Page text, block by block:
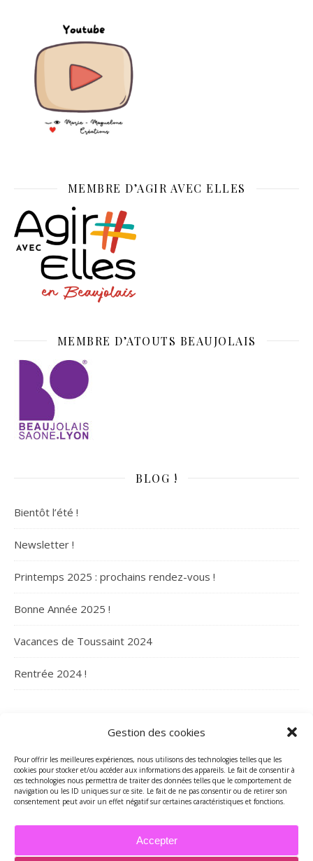
Gestion des cookies
Pour offrir les meilleures expériences, nous utilisons des technologies telles que les
cookies pour stocker et/ou accéder aux informations des appareils. Le fait de consentir à
ces technologies nous permettra de traiter des données telles que le comportement de
navigation ou les ID uniques sur ce site. Le fait de ne pas consentir ou de retirer son
consentement peut avoir un effet négatif sur certaines caractéristiques et fonctions.
Accepter
MEMBRE D’AGIR AVEC ELLES
MEMBRE D’ATOUTS BEAUJOLAIS
BLOG !
Bientôt l’été !
Newsletter !
Printemps 2025 : prochains rendez-vous !
Bonne Année 2025 !
Vacances de Toussaint 2024
Rentrée 2024 !
ARCHIVES
Archives